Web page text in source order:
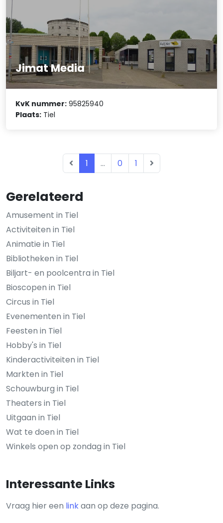
Gerelateerd
Amusement in Tiel
Activiteiten in Tiel
Animatie in Tiel
Bibliotheken in Tiel
Biljart- en poolcentra in Tiel
Bioscopen in Tiel
Circus in Tiel
Evenementen in Tiel
Feesten in Tiel
Hobby's in Tiel
Kinderactiviteiten in Tiel
Markten in Tiel
Schouwburg in Tiel
Theaters in Tiel
Uitgaan in Tiel
Wat te doen in Tiel
Winkels open op zondag in Tiel
Interessante Links
Vraag hier een linkaan op deze pagina.
Jimat Media
KvK nummer: 95825940
Plaats: Tiel
1 ... 0 1